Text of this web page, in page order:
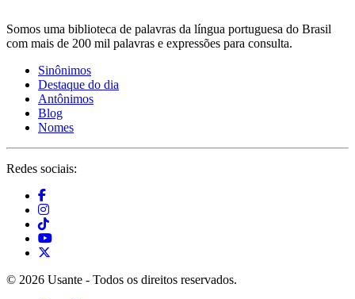
Somos uma biblioteca de palavras da língua portuguesa do Brasil
com mais de 200 mil palavras e expressões para consulta.
Sinônimos
Destaque do dia
Antônimos
Blog
Nomes
Redes sociais:
© 2026 Usante - Todos os direitos reservados.